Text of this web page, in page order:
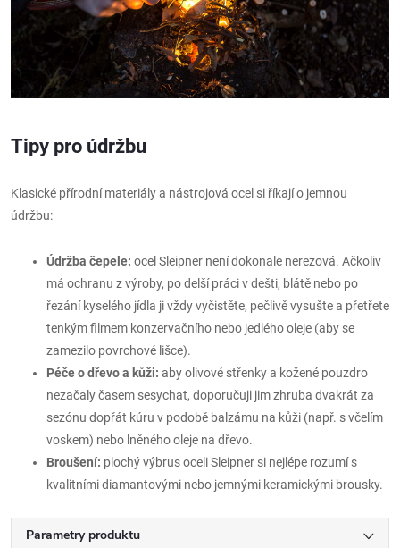
Tipy pro údržbu
Klasické přírodní materiály a nástrojová ocel si říkají o jemnou
údržbu:
Údržba čepele: ocel Sleipner není dokonale nerezová. Ačkoliv
má ochranu z výroby, po delší práci v dešti, blátě nebo po
řezání kyselého jídla ji vždy vyčistěte, pečlivě vysušte a přetřete
tenkým filmem konzervačního nebo jedlého oleje (aby se
zamezilo povrchové lišce).
Péče o dřevo a kůži: aby olivové střenky a kožené pouzdro
nezačaly časem sesychat, doporučuji jim zhruba dvakrát za
sezónu dopřát kúru v podobě balzámu na kůži (např. s včelím
voskem) nebo lněného oleje na dřevo.
Broušení: plochý výbrus oceli Sleipner si nejlépe rozumí s
kvalitními diamantovými nebo jemnými keramickými brousky.
Parametry produktu